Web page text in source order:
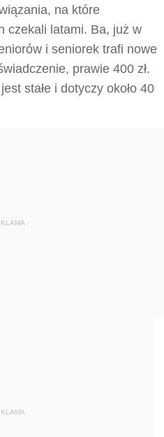
na które
czekali latami. Ba, już w
i seniorek trafi nowe
prawie 400 zł.
stałe i dotyczy około 40